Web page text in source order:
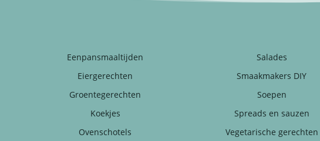
Eenpansmaaltijden
Eiergerechten
Groentegerechten
Koekjes
Ovenschotels
Salades
Smaakmakers DIY
Soepen
Spreads en sauzen
Vegetarische gerechten